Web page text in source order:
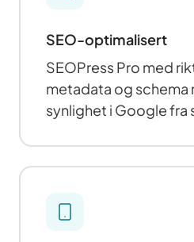
SEO-optimalisert
SEOPress Pro med
metadata og schema
synlighet i Google fra